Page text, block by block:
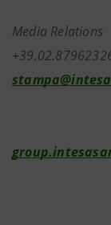
Media Relations